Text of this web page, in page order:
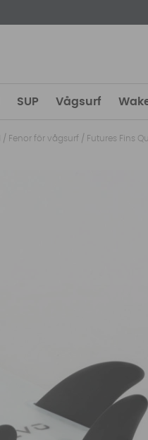
SUP Vågsurf
/ Fenor för vågsurf / Futures Fins